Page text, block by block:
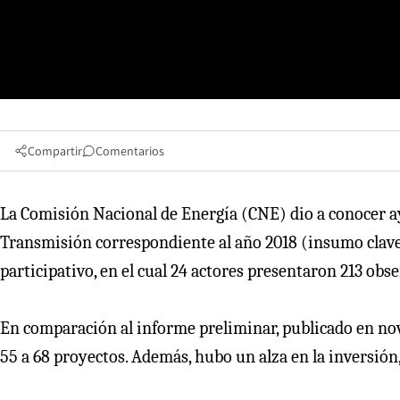
Compartir Comentarios
La Comisión Nacional de Energía (CNE) dio a
Transmisión correspondiente al año 2018 (insumo
participativo, en el cual 24 actores presentaron 213
En comparación al informe preliminar, publicado en
55 a 68 proyectos. Además, hubo un alza en la